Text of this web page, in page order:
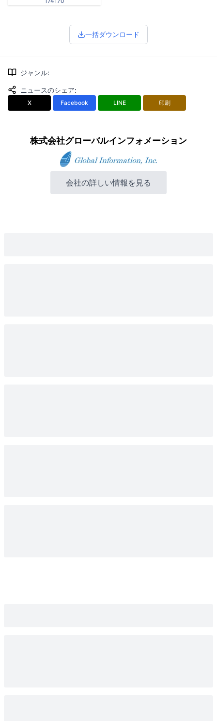
一括ダウンロード
ジャンル:
ニュースのシェア:
X Facebook LINE 印刷
株式会社グローバルインフォメーション
会社の詳しい情報を見る